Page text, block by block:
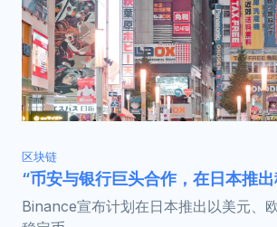
区块链
“币安与银行巨头合作，在日本推
Binance宣布计划在日本推出以美元、